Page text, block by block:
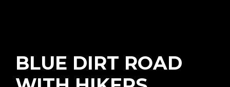
BLUE DIRT ROAD